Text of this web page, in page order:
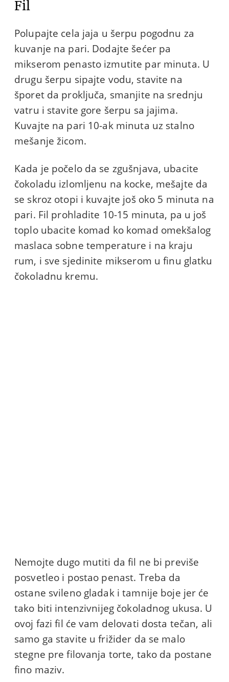
Fil
Polupajte cela jaja u šerpu pogodnu za
kuvanje na pari. Dodajte šećer pa
mikserom penasto izmutite par minuta. U
drugu šerpu sipajte vodu, stavite na
šporet da proključa, smanjite na srednju
vatru i stavite gore šerpu sa jajima.
Kuvajte na pari 10-ak minuta uz stalno
mešanje žicom.
Kada je počelo da se zgušnjava, ubacite
čokoladu izlomljenu na kocke, mešajte da
se skroz otopi i kuvajte još oko 5 minuta na
pari. Fil prohladite 10-15 minuta, pa u još
toplo ubacite komad ko komad omekšalog
maslaca sobne temperature i na kraju
rum, i sve sjedinite mikserom u finu glatku
čokoladnu kremu.
Nemojte dugo mutiti da fil ne bi previše
posvetleo i postao penast. Treba da
ostane svileno gladak i tamnije boje jer će
tako biti intenzivnijeg čokoladnog ukusa. U
ovoj fazi fil će vam delovati dosta tečan, ali
samo ga stavite u frižider da se malo
stegne pre filovanja torte, tako da postane
fino maziv.